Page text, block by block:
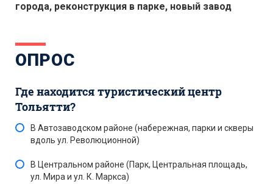
города, реконструкция в парке, новый завод
ОПРОС
Где находится туристический центр
Тольятти?
В Автозаводском районе (набережная, парки и скверы
вдоль ул. Революционной)
В Центральном районе (Парк, Центральная площадь,
ул. Мира и ул. К. Маркса)